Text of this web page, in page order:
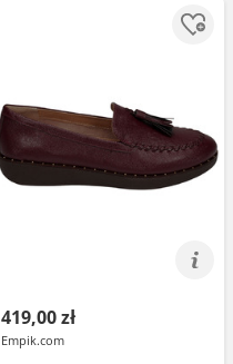
419,00 zł
Empik.com